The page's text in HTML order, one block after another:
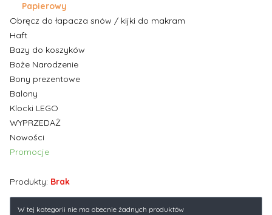
Papierowy
Obręcz do łapacza snów / kijki do makram
Haft
Bazy do koszyków
Boże Narodzenie
Bony prezentowe
Balony
Klocki LEGO
WYPRZEDAŻ
Nowości
Promocje
Produkty: Brak
Lista produktów
W tej kategorii nie ma obecnie żadnych produktów